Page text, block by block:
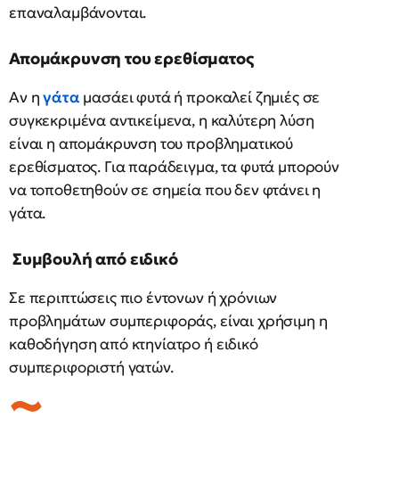
επαναλαμβάνονται.
Απομάκρυνση του ερεθίσματος
Αν ηγάτα μασάει φυτά ή προκαλεί ζημιές σε
συγκεκριμένα αντικείμενα, η καλύτερη λύση
είναι η απομάκρυνση του προβληματικού
ερεθίσματος. Για παράδειγμα, τα φυτά μπορούν
να τοποθετηθούν σε σημεία που δεν φτάνει η
γάτα.
Συμβουλή από ειδικό
Σε περιπτώσεις πιο έντονων ή χρόνιων
προβλημάτων συμπεριφοράς, είναι χρήσιμη η
καθοδήγηση από κτηνίατρο ή ειδικό
συμπεριφοριστή γατών.